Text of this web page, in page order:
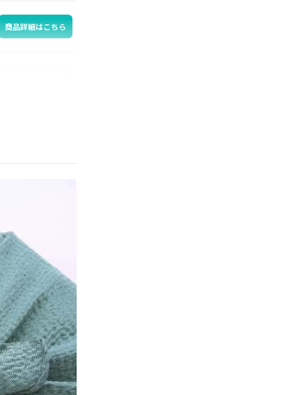
商品詳細はこちら
商品詳細はこちら
商品詳細はこちら
商品詳細はこちら
Amazonはこちら